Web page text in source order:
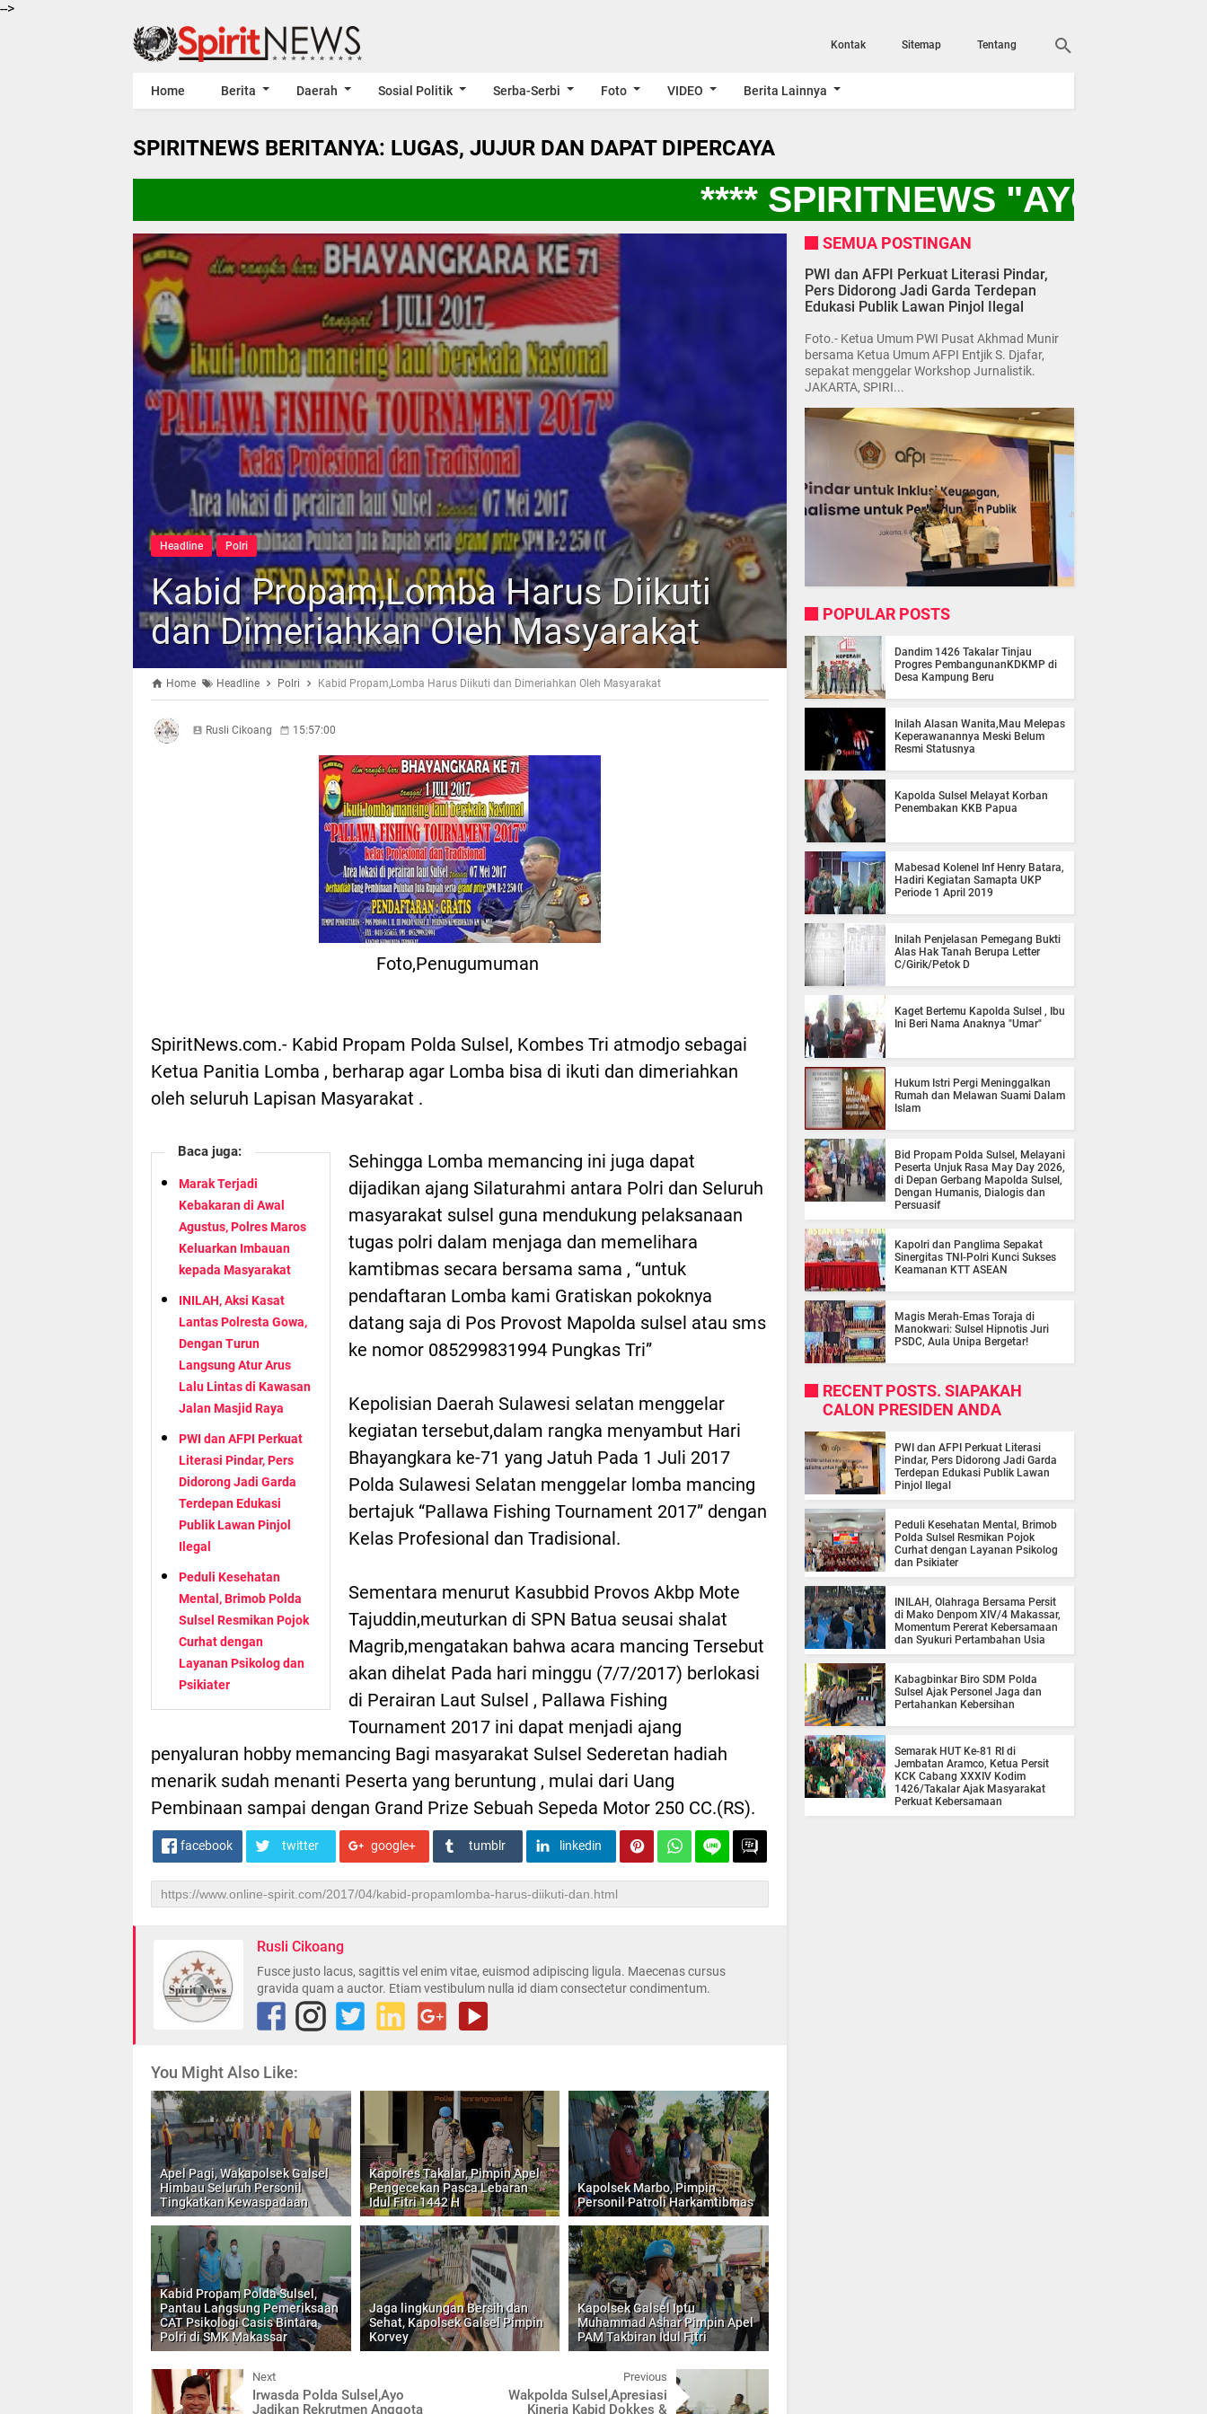
-->
Kontak Sitemap Tentang
Home Berita Daerah Sosial Politik Serba-Serbi Foto VIDEO Berita Lainnya
SPIRITNEWS BERITANYA: LUGAS, JUJUR DAN DAPAT DIPERCAYA
**** SPIRITNEWS "AYO KITA
Headline Polri
Kabid Propam,Lomba Harus Diikuti
dan Dimeriahkan Oleh Masyarakat
Home Headline Polri Kabid Propam,Lomba Harus Diikuti dan Dimeriahkan Oleh Masyarakat
Rusli Cikoang 15:57:00
Foto,Penugumuman
SpiritNews.com.- Kabid Propam Polda Sulsel, Kombes Tri atmodjo sebagai
Ketua Panitia Lomba , berharap agar Lomba bisa di ikuti dan dimeriahkan
oleh seluruh Lapisan Masyarakat .
Baca juga:
Marak Terjadi
Kebakaran di Awal
Agustus, Polres Maros
Keluarkan Imbauan
kepada Masyarakat
INILAH, Aksi Kasat
Lantas Polresta Gowa,
Dengan Turun
Langsung Atur Arus
Lalu Lintas di Kawasan
Jalan Masjid Raya
PWI dan AFPI Perkuat
Literasi Pindar, Pers
Didorong Jadi Garda
Terdepan Edukasi
Publik Lawan Pinjol
Ilegal
Peduli Kesehatan
Mental, Brimob Polda
Sulsel Resmikan Pojok
Curhat dengan
Layanan Psikolog dan
Psikiater
Sehingga Lomba memancing ini juga dapat
dijadikan ajang Silaturahmi antara Polri dan Seluruh
masyarakat sulsel guna mendukung pelaksanaan
tugas polri dalam menjaga dan memelihara
kamtibmas secara bersama sama , “untuk
pendaftaran Lomba kami Gratiskan pokoknya
datang saja di Pos Provost Mapolda sulsel atau sms
ke nomor 085299831994 Pungkas Tri”
Kepolisian Daerah Sulawesi selatan menggelar
kegiatan tersebut,dalam rangka menyambut Hari
Bhayangkara ke-71 yang Jatuh Pada 1 Juli 2017
Polda Sulawesi Selatan menggelar lomba mancing
bertajuk “Pallawa Fishing Tournament 2017” dengan
Kelas Profesional dan Tradisional.
Sementara menurut Kasubbid Provos Akbp Mote
Tajuddin,meuturkan di SPN Batua seusai shalat
Magrib,mengatakan bahwa acara mancing Tersebut
akan dihelat Pada hari minggu (7/7/2017) berlokasi
di Perairan Laut Sulsel , Pallawa Fishing
Tournament 2017 ini dapat menjadi ajang
penyaluran hobby memancing Bagi masyarakat Sulsel Sederetan hadiah
menarik sudah menanti Peserta yang beruntung , mulai dari Uang
Pembinaan sampai dengan Grand Prize Sebuah Sepeda Motor 250 CC.(RS).
facebook twitter google+ tumblr linkedin
Rusli Cikoang
Fusce justo lacus, sagittis vel enim vitae, euismod adipiscing ligula. Maecenas cursus
gravida quam a auctor. Etiam vestibulum nulla id diam consectetur condimentum.
You Might Also Like:
Apel Pagi, Wakapolsek Galsel
Himbau Seluruh Personil
Tingkatkan Kewaspadaan
Kapolres Takalar, Pimpin Apel
Pengecekan Pasca Lebaran
Idul Fitri 1442 H
Kapolsek Marbo, Pimpin
Personil Patroli Harkamtibmas
Kabid Propam Polda Sulsel,
Pantau Langsung Pemeriksaan
CAT Psikologi Casis Bintara
Polri di SMK Makassar
Jaga lingkungan Bersih dan
Sehat, Kapolsek Galsel Pimpin
Korvey
Kapolsek Galsel Iptu
Muhammad Ashar Pimpin Apel
PAM Takbiran Idul Fitri
Next
Irwasda Polda Sulsel,Ayo
Jadikan Rekrutmen Anggota
Previous
Wakpolda Sulsel,Apresiasi
Kinerja Kabid Dokkes &
SEMUA POSTINGAN
PWI dan AFPI Perkuat Literasi Pindar,
Pers Didorong Jadi Garda Terdepan
Edukasi Publik Lawan Pinjol Ilegal
Foto.- Ketua Umum PWI Pusat Akhmad Munir
bersama Ketua Umum AFPI Entjik S. Djafar,
sepakat menggelar Workshop Jurnalistik.
JAKARTA, SPIRI...
POPULAR POSTS
Dandim 1426 Takalar Tinjau
Progres PembangunanKDKMP di
Desa Kampung Beru
Inilah Alasan Wanita,Mau Melepas
Keperawanannya Meski Belum
Resmi Statusnya
Kapolda Sulsel Melayat Korban
Penembakan KKB Papua
Mabesad Kolenel Inf Henry Batara,
Hadiri Kegiatan Samapta UKP
Periode 1 April 2019
Inilah Penjelasan Pemegang Bukti
Alas Hak Tanah Berupa Letter
C/Girik/Petok D
Kaget Bertemu Kapolda Sulsel , Ibu
Ini Beri Nama Anaknya "Umar"
Hukum Istri Pergi Meninggalkan
Rumah dan Melawan Suami Dalam
Islam
Bid Propam Polda Sulsel, Melayani
Peserta Unjuk Rasa May Day 2026,
di Depan Gerbang Mapolda Sulsel,
Dengan Humanis, Dialogis dan
Persuasif
Kapolri dan Panglima Sepakat
Sinergitas TNI-Polri Kunci Sukses
Keamanan KTT ASEAN
Magis Merah-Emas Toraja di
Manokwari: Sulsel Hipnotis Juri
PSDC, Aula Unipa Bergetar!
RECENT POSTS. SIAPAKAH
CALON PRESIDEN ANDA
PWI dan AFPI Perkuat Literasi
Pindar, Pers Didorong Jadi Garda
Terdepan Edukasi Publik Lawan
Pinjol Ilegal
Peduli Kesehatan Mental, Brimob
Polda Sulsel Resmikan Pojok
Curhat dengan Layanan Psikolog
dan Psikiater
INILAH, Olahraga Bersama Persit
di Mako Denpom XIV/4 Makassar,
Momentum Pererat Kebersamaan
dan Syukuri Pertambahan Usia
Kabagbinkar Biro SDM Polda
Sulsel Ajak Personel Jaga dan
Pertahankan Kebersihan
Semarak HUT Ke-81 RI di
Jembatan Aramco, Ketua Persit
KCK Cabang XXXIV Kodim
1426/Takalar Ajak Masyarakat
Perkuat Kebersamaan